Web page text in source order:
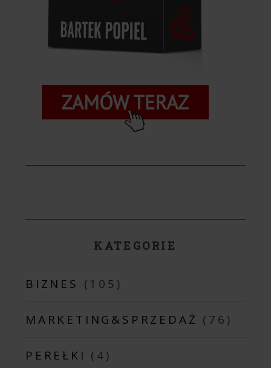
KATEGORIE
BIZNES (105)
MARKETING&SPRZEDAŻ (76)
PEREŁKI (4)